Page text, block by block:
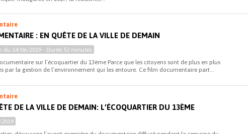
: EN QUÊTE DE LA VILLE DE DEMAIN
du14/06/2019 - Durée 52 minutes
sur l’écoquartier du 13ème Parce que les citoyens sont de plus en plus
par la gestion de l’environnement qui les entoure. Ce film documentaire part...
DE LA VILLE DE DEMAIN: L’ÉCOQUARTIER DU 13ÈME